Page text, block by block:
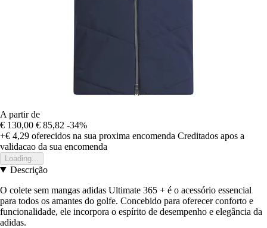
A partir de
€ 130,00 € 85,82 -34%
+€ 4,29 oferecidos na sua proxima encomenda Creditados apos a
validacao da sua encomenda
Loading...
Descrição
O colete sem mangas adidas Ultimate 365 + é o acessório essencial
para todos os amantes do golfe. Concebido para oferecer conforto e
funcionalidade, ele incorpora o espírito de desempenho e elegância da
adidas.